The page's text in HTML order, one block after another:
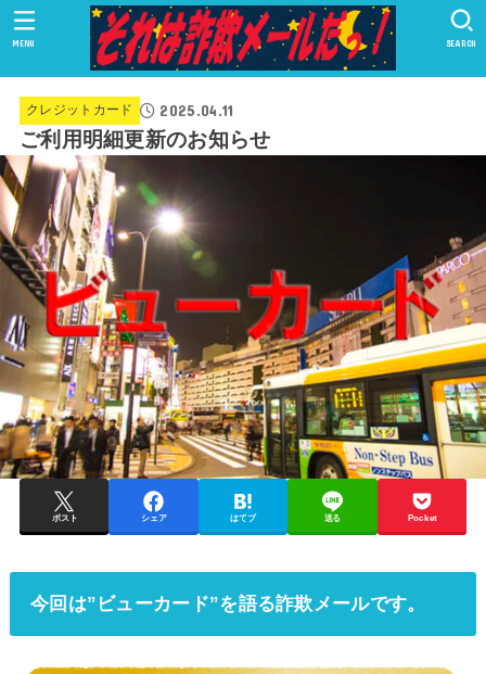
SEARCH
MENU
クレジットカード 2025.04.11
ご利用明細更新のお知らせ
ポスト シェア はてブ 送る Pocket
今回は”ビューカード”を語る詐欺メールです。